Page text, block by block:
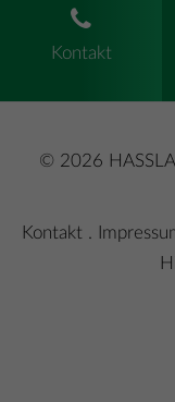
Kontakt
© 2026
Kontakt